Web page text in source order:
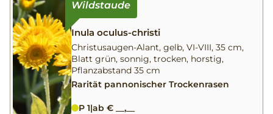
Inula oculus-christi
Christusaugen-Alant, gelb, VI-VIII, 35 cm,
Blatt grün, sonnig, trocken, horstig,
Pflanzabstand 35 cm
Rarität pannonischer Trockenrasen
P 1|ab € __,__